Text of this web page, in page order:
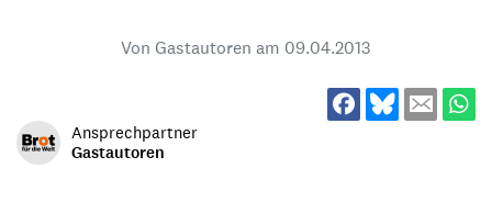
Von Gastautoren am 09.04.2013
Ansprechpartner
Gastautoren